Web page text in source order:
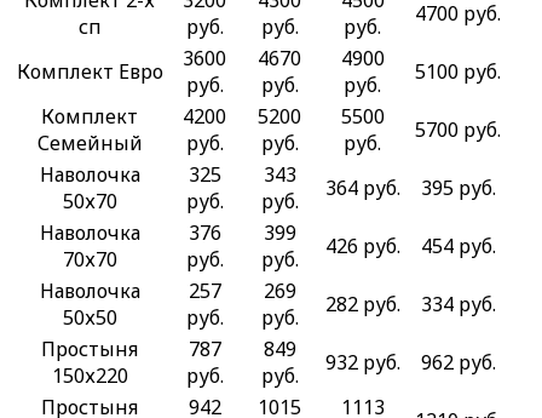
сп
руб.
руб.
руб.
4700 руб.
Комплект Евро
3600
руб.
4670
руб.
4900
руб.
5100 руб.
Комплект
Семейный
4200
руб.
5200
руб.
5500
руб.
5700 руб.
Наволочка
50х70
325
руб.
343
руб.
364 руб.
395 руб.
Наволочка
70х70
376
руб.
399
руб.
426 руб.
454 руб.
Наволочка
50х50
257
руб.
269
руб.
282 руб.
334 руб.
Простыня
150х220
787
руб.
849
руб.
932 руб.
962 руб.
Простыня
942
1015
1113